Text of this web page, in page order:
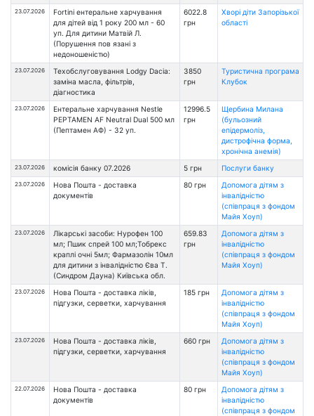
23.07.2026
Fortini ентеральне харчування
для дітей від 1 року 200 мл - 60
уп. Для дитини Матвій Л.
(Порушення пов язані з
недоношеністю)
6022.8
грн
Хворі діти Запорізької
області
23.07.2026
Техобслуговування Lodgy Dacia:
заміна масла, фільтрів,
діагностика
3850
грн
Туристична програма
Клубок
23.07.2026
Ентеральне харчування Nestle
PEPTAMEN AF Neutral Dual 500 мл
(Пептамен АФ) - 32 уп.
12996.5
грн
Щербина Милана
(бульозний
епідермоліз,
дистрофічна форма,
хронічна анемія)
23.07.2026 комісія банку 07.2026 5 грн Послуги банку
23.07.2026
Нова Пошта - доставка
документів
80 грн
Допомога дітям з
інвалідністю
(співпраця з фондом
Майя Хоуп)
23.07.2026
Лікарські засоби: Нурофен 100
мл; Пшик спрей 100 мл;Тобрекс
краплі очні 5мл; Фармазолін 10мл
для дитини з інвалідністю Єва Т.
(Синдром Дауна) Київська обл.
659.83
грн
Допомога дітям з
інвалідністю
(співпраця з фондом
Майя Хоуп)
23.07.2026
Нова Пошта - доставка ліків,
підгузки, серветки, харчування
185 грн
Допомога дітям з
інвалідністю
(співпраця з фондом
Майя Хоуп)
23.07.2026
Нова Пошта - доставка ліків,
підгузки, серветки, харчування
660 грн
Допомога дітям з
інвалідністю
(співпраця з фондом
Майя Хоуп)
22.07.2026
Нова Пошта - доставка
документів
80 грн
Допомога дітям з
інвалідністю
(співпраця з фондом